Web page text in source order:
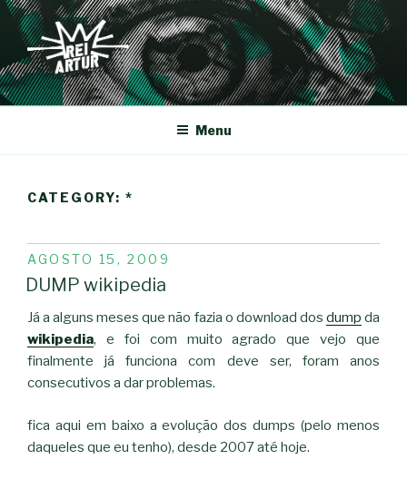
Saltar
para
conteúdo
REI-ARTUR
Menu
CATEGORY: *
PUBLICADO
EM
AGOSTO 15, 2009
DUMP wikipedia
Já a alguns meses que não fazia o download dos dump da
wikipedia, e foi com muito agrado que vejo que
finalmente já funciona com deve ser, foram anos
consecutivos a dar problemas.
fica aqui em baixo a evolução dos dumps (pelo menos
daqueles que eu tenho), desde 2007 até hoje.